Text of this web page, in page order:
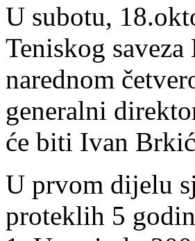
U subotu,
Teniskog
narednom
generalni
će biti Ivan
U prvom dijelu
proteklih 5